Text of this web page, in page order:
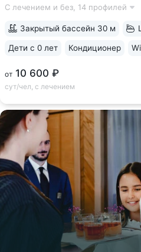
(Кисловодск), «Славяновская»
С лечением и без, 14 профилей
от 10 600 ₽
сут/чел, с лечением
Закрытый бассейн 30 м
Дети с 0 лет Кондиционер